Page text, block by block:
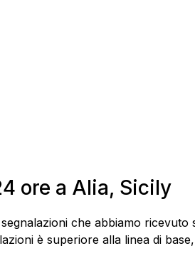
ore a Alia, Sicily
che abbiamo
è superiore alla linea di